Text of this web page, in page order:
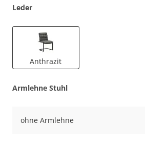
Leder
Anthrazit
Armlehne Stuhl
ohne Armlehne